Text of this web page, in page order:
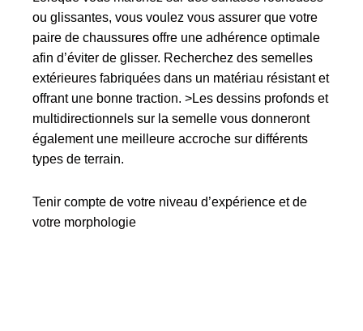
ou glissantes, vous voulez vous assurer que votre
paire de chaussures offre une adhérence optimale
afin d’éviter de glisser. Recherchez des semelles
extérieures fabriquées dans un matériau résistant et
offrant une bonne traction. >Les dessins profonds et
multidirectionnels sur la semelle vous donneront
également une meilleure accroche sur différents
types de terrain.
Tenir compte de votre niveau d’expérience et de
votre morphologie